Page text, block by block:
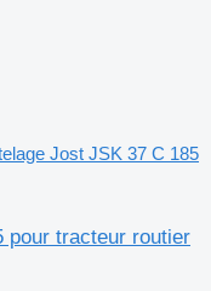
Jost JSK 37 C 185
pour tracteur routier